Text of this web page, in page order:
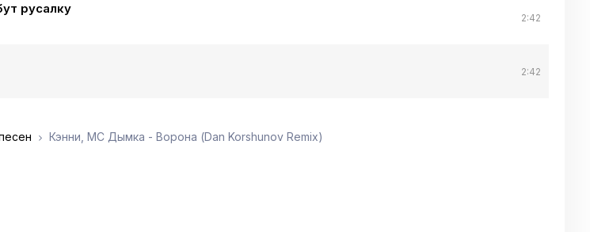
русалку
2:42
2:42
Кэнни, МС Дымка - Ворона (Dan Korshunov Remix)